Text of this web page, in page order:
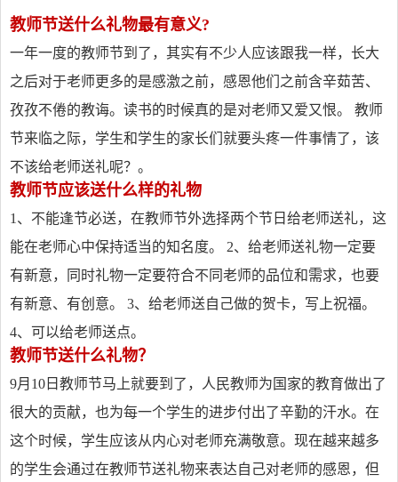
教师节送什么礼物最有意义?
一年一度的教师节到了，其实有不少人应该跟我一样，长大
之后对于老师更多的是感激之前，感恩他们之前含辛茹苦、
孜孜不倦的教诲。读书的时候真的是对老师又爱又恨。 教师
节来临之际，学生和学生的家长们就要头疼一件事情了，该
不该给老师送礼呢？。
教师节应该送什么样的礼物
1、不能逢节必送，在教师节外选择两个节日给老师送礼，这
能在老师心中保持适当的知名度。 2、给老师送礼物一定要
有新意，同时礼物一定要符合不同老师的品位和需求，也要
有新意、有创意。 3、给老师送自己做的贺卡，写上祝福。
4、可以给老师送点。
教师节送什么礼物？
9月10日教师节马上就要到了，人民教师为国家的教育做出了
很大的贡献，也为每一个学生的进步付出了辛勤的汗水。在
这个时候，学生应该从内心对老师充满敬意。现在越来越多
的学生会通过在教师节送礼物来表达自己对老师的感恩，但